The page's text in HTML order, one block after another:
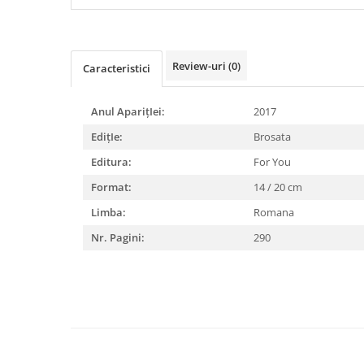
Caracteristici Review-uri (0)
Anul AparițIei:
2017
EdițIe:
Brosata
Editura:
For You
Format:
14 / 20 cm
Limba:
Romana
Nr. Pagini:
290